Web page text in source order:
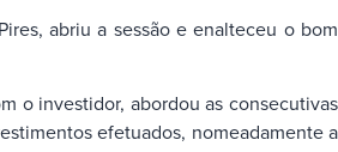
abriu a sessão e enalteceu o bom
o investidor, abordou as consecutivas
efetuados, nomeadamente a